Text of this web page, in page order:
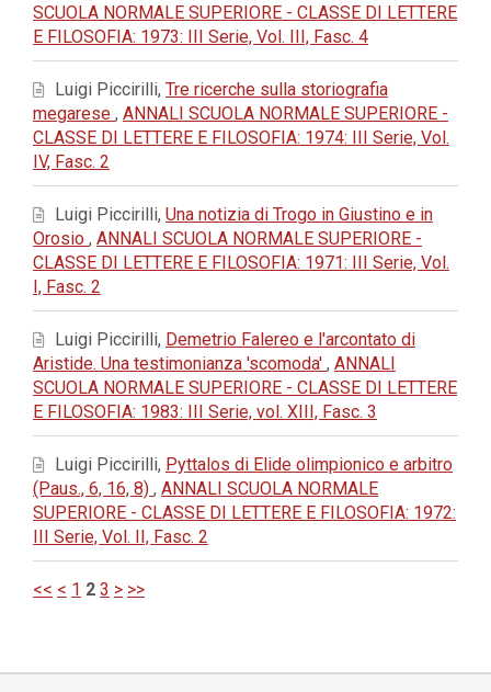
SCUOLA NORMALE SUPERIORE - CLASSE DI LETTERE
E FILOSOFIA: 1973: III Serie, Vol. III, Fasc. 4
Luigi Piccirilli, Tre ricerche sulla storiografia
megarese , ANNALI SCUOLA NORMALE SUPERIORE -
CLASSE DI LETTERE E FILOSOFIA: 1974: III Serie, Vol.
IV, Fasc. 2
Luigi Piccirilli, Una notizia di Trogo in Giustino e in
Orosio , ANNALI SCUOLA NORMALE SUPERIORE -
CLASSE DI LETTERE E FILOSOFIA: 1971: III Serie, Vol.
I, Fasc. 2
Luigi Piccirilli, Demetrio Falereo e l'arcontato di
Aristide. Una testimonianza 'scomoda' , ANNALI
SCUOLA NORMALE SUPERIORE - CLASSE DI LETTERE
E FILOSOFIA: 1983: III Serie, vol. XIII, Fasc. 3
Luigi Piccirilli, Pyttalos di Elide olimpionico e arbitro
(Paus., 6, 16, 8) , ANNALI SCUOLA NORMALE
SUPERIORE - CLASSE DI LETTERE E FILOSOFIA: 1972:
III Serie, Vol. II, Fasc. 2
<< < 1 2 3 > >>